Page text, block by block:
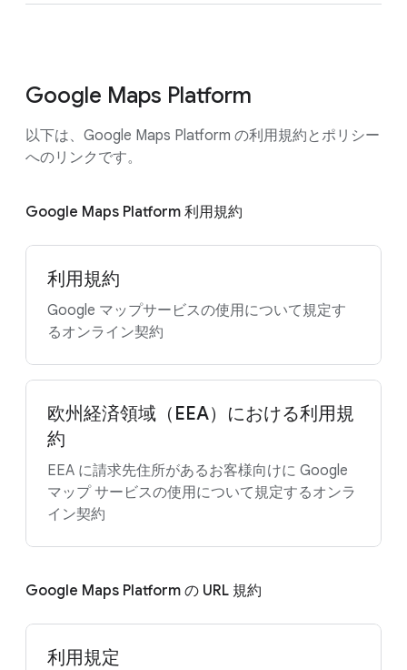
Google Maps Platform
以下は、Google Maps Platform の利用規約とポリシー
へのリンクです。
Google Maps Platform 利用規約
利用規約
Google マップサービスの使用について規定す
るオンライン契約
欧州経済領域（EEA）における利用規
約
EEA に請求先住所があるお客様向けに Google
マップ サービスの使用について規定するオンラ
イン契約
Google Maps Platform の URL 規約
利用規定